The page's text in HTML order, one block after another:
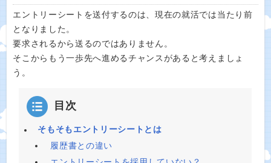
エントリーシートを送付するのは、現在の就活では当たり前
となりました。
要求されるから送るのではありません。
そこからもう一歩先へ進めるチャンスがあると考えましょ
う。
目次
そもそもエントリーシートとは
履歴書との違い